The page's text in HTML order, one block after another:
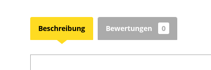
Beschreibung Bewertungen 0